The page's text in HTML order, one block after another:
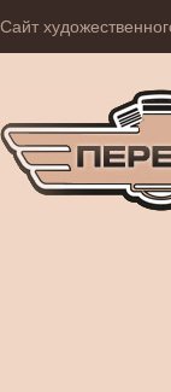
Сайт